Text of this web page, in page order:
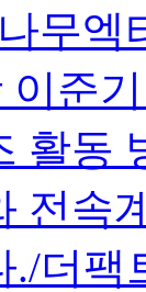
무
이준
활동
전속
./더팩